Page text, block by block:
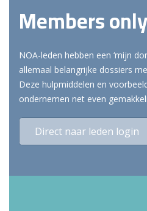
Members only
NOA-leden hebben een ‘mijn
allemaal belangrijke dossiers
Deze hulpmiddelen en
ondernemen net even
Direct naar leden login